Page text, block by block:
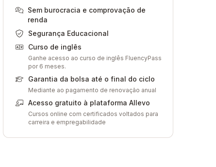
Sem burocracia e comprovação de
renda
Segurança Educacional
Curso de inglês
Ganhe acesso ao curso de inglês FluencyPass
por 6 meses.
Garantia da bolsa até o final do ciclo
Mediante ao pagamento de renovação anual
Acesso gratuito à plataforma Allevo
Cursos online com certificados voltados para
carreira e empregabilidade